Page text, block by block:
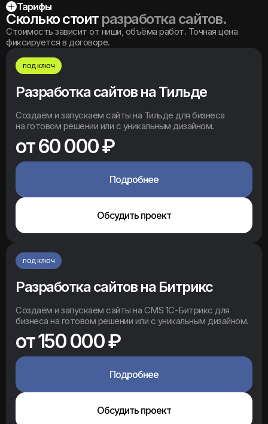
Тарифы
Сколько стоит разработка сайтов.
Стоимость зависит от ниши, объёма работ. Точная цена
фиксируется в договоре.
под ключ
Разработка сайтов на Тильде
Создаём и запускаем сайты на Тильде для бизнеса
на готовом решении или с уникальным дизайном.
от 60 000 ₽
Подробнее
Обсудить проект
под ключ
Разработка сайтов на Битрикс
Создаём и запускаем сайты на CMS 1С-Битрикс для
бизнеса на готовом решении или с уникальным дизайном.
от 150 000 ₽
Подробнее
Обсудить проект